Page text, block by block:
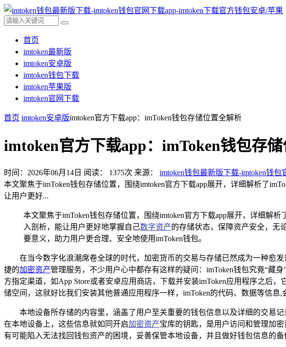
首页
imtoken最新版
imtoken安卓版
imtoken钱包下载
imtoken苹果版
imtoken官网下载
首页 imtoken安卓版imtoken官方下载app：imToken钱包存储位置全解析
imtoken官方下载app：imToken钱包存
时间：2026年06月14日 阅读： 1375次 来源： imtoken钱包最新版下载-imtoken钱
本文聚焦于imToken钱包存储位置，围绕imtoken官方下载app展开，详细解析了
让用户更好...
本文聚焦于imToken钱包存储位置，围绕imtoken官方下载app展开，详细解
入剖析，能让用户更好地掌握自己数字资产的存储状态，保障资产安全，无
要意义，助力用户更合理、安全地使用imToken钱包。
在当今数字化浪潮席卷全球的时代，加密货币的交易与存储已然成为一种愈发
捷的加密资产管理服务，不少用户心中都存有这样的疑问：imToken钱包究竟“藏
方指定渠道，如App Store或者安卓应用商店，下载并安装imToken应用程序之后
储空间，这就好比我们安装其他普通应用程序一样，imToken的代码、数据等信息,
本地设备所存储的内容里，涵盖了用户至关重要的钱包信息以及详细的交易
在本地设备上，这些信息就如同开启加密资产宝库的钥匙，是用户访问和管理加
有可能陷入无法找回钱包资产的困境，妥善保管本地设备，并且做好钱包信息的备